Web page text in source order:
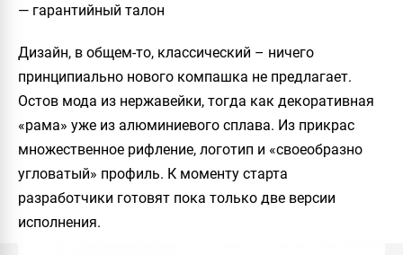
— гарантийный талон
Дизайн, в общем-то, классический – ничего
принципиально нового компашка не предлагает.
Остов мода из нержавейки, тогда как декоративная
«рама» уже из алюминиевого сплава. Из прикрас
множественное рифление, логотип и «своеобразно
угловатый» профиль. К моменту старта
разработчики готовят пока только две версии
исполнения.